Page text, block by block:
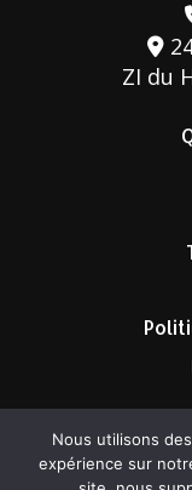
ZI du
Nous utilisons
expérience sur